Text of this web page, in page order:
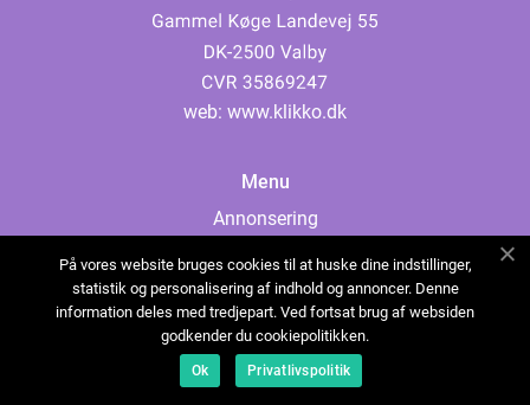
web: www.klikko.dk
Menu
Annonsering
Cookies
Kontakta oss
Sitemap
På vores website bruges cookies til at huske dine indstillinger,
statistik og personalisering af indhold og annoncer. Denne
information deles med tredjepart. Ved fortsat brug af websiden
godkender du cookiepolitikken.
Ok Privatlivspolitik